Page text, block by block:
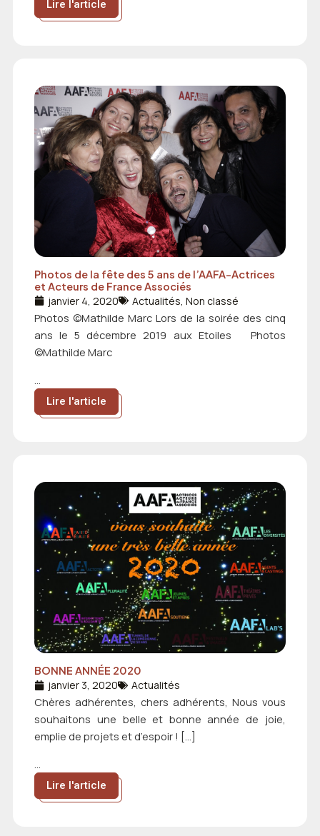
Lire l'article
Photos de la fête des 5 ans de l’AAFA-Actrices
et Acteurs de France Associés
janvier 4, 2020 Actualités,Non classé
Photos ©Mathilde Marc Lors de la soirée des cinq
ans le 5 décembre 2019 aux Etoiles Photos
©Mathilde Marc
Lire l'article
BONNE ANNÉE 2020
janvier 3, 2020 Actualités
Chères adhérentes, chers adhérents, Nous vous
souhaitons une belle et bonne année de joie,
emplie de projets et d’espoir ! […]
Lire l'article